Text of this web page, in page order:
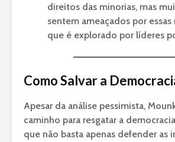
direitos das minorias, mas
sentem ameaçados por essas
que é explorado por líderes
Como Salvar a
Apesar da análise pessimista,
caminho para resgatar a
que não basta apenas defender as